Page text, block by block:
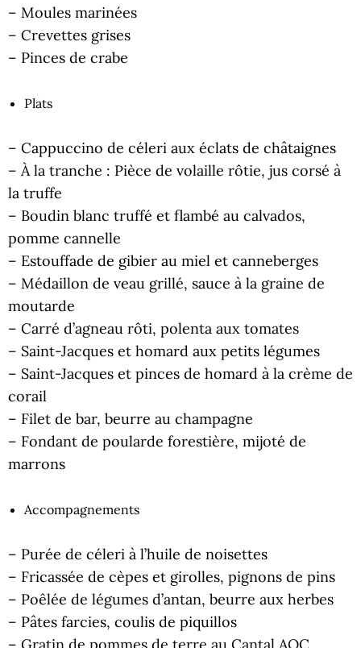
– Moules marinées
– Crevettes grises
– Pinces de crabe
Plats
– Cappuccino de céleri aux éclats de châtaignes
– À la tranche : Pièce de volaille rôtie, jus corsé à
la truffe
– Boudin blanc truffé et flambé au calvados,
pomme cannelle
– Estouffade de gibier au miel et canneberges
– Médaillon de veau grillé, sauce à la graine de
moutarde
– Carré d’agneau rôti, polenta aux tomates
– Saint-Jacques et homard aux petits légumes
– Saint-Jacques et pinces de homard à la crème de
corail
– Filet de bar, beurre au champagne
– Fondant de poularde forestière, mijoté de
marrons
Accompagnements
– Purée de céleri à l’huile de noisettes
– Fricassée de cèpes et girolles, pignons de pins
– Poêlée de légumes d’antan, beurre aux herbes
– Pâtes farcies, coulis de piquillos